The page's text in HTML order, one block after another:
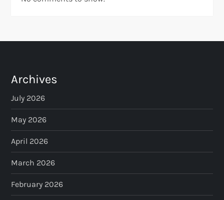
Archives
July 2026
May 2026
April 2026
March 2026
February 2026